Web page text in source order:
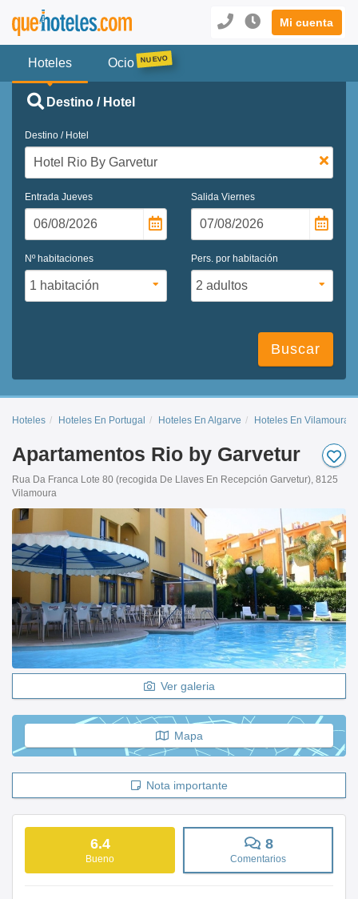
Mi cuenta
Hoteles Ocio
Destino / Hotel
Destino / Hotel
Entrada Jueves Salida Viernes
Nº habitaciones Pers. por habitación
Buscar
Hoteles Hoteles En Portugal Hoteles En Algarve Hoteles En Vilamoura
Apartamentos Rio by Garvetur
Rua Da Franca Lote 80 (recogida De Llaves En Recepción Garvetur), 8125
Vilamoura
Ver galeria
Mapa
Nota importante
6.4
Bueno
8
Comentarios